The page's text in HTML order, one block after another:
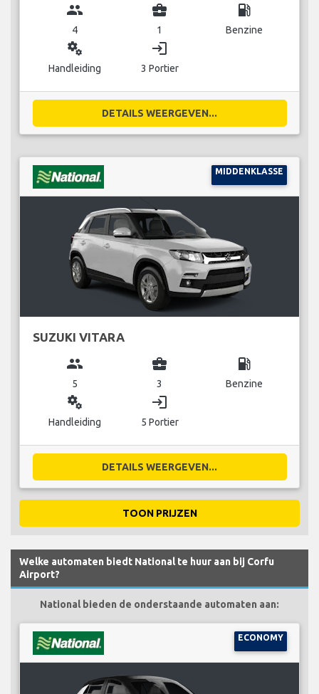
group
4
business_center
1
local_gas_station
Benzine
miscellaneous_services
Handleiding
login
3 Portier
DETAILS WEERGEVEN...
MIDDENKLASSE
SUZUKI VITARA
group
5
business_center
3
local_gas_station
Benzine
miscellaneous_services
Handleiding
login
5 Portier
DETAILS WEERGEVEN...
TOON PRIJZEN
Welke automaten biedt National te huur aan bij Corfu
Airport?
National bieden de onderstaande automaten aan:
ECONOMY